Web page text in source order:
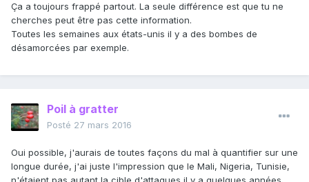
Ça a toujours frappé partout. La seule différence est que tu ne
cherches peut être pas cette information.
Toutes les semaines aux états-unis il y a des bombes de
désamorcées par exemple.
Poil à gratter
Posté 27 mars 2016
Oui possible, j'aurais de toutes façons du mal à quantifier sur une
longue durée, j'ai juste l'impression que le Mali, Nigeria, Tunisie,